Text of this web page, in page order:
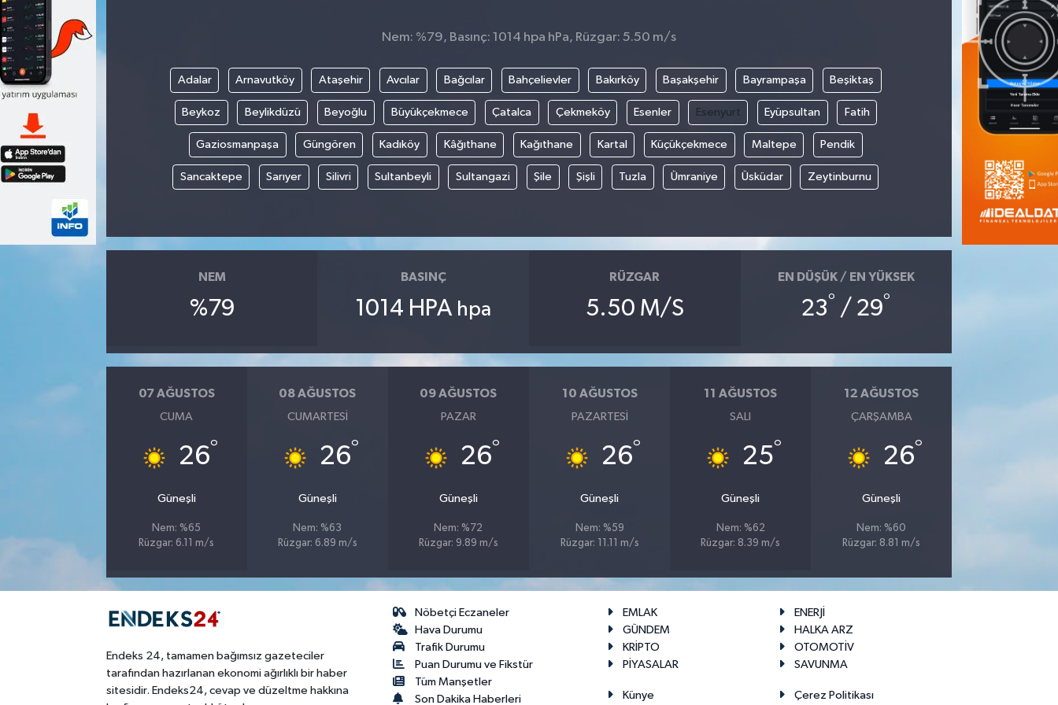
Nem: %79, Basınç: 1014 hpa hPa, Rüzgar: 5.50 m/s
Adalar Arnavutköy Ataşehir Avcılar Bağcılar Bahçelievler Bakırköy Başakşehir Bayrampaşa Beşiktaş
Beykoz Beylikdüzü Beyoğlu Büyükçekmece Çatalca Çekmeköy Esenler Esenyurt Eyüpsultan Fatih
Gaziosmanpaşa Güngören Kadıköy Kâğıthane Kağıthane Kartal Küçükçekmece Maltepe Pendik
Sancaktepe Sarıyer Silivri Sultanbeyli Sultangazi Şile Şişli Tuzla Ümraniye Üsküdar Zeytinburnu
NEM
%79
BASINÇ
1014 HPA hpa
RÜZGAR
5.50 M/S
EN DÜŞÜK / EN YÜKSEK
23° / 29°
07 AĞUSTOS
CUMA
26°
Güneşli
Nem: %65
Rüzgar: 6.11 m/s
08 AĞUSTOS
CUMARTESI
26°
Güneşli
Nem: %63
Rüzgar: 6.89 m/s
09 AĞUSTOS
PAZAR
26°
Güneşli
Nem: %72
Rüzgar: 9.89 m/s
10 AĞUSTOS
PAZARTESI
26°
Güneşli
Nem: %59
Rüzgar: 11.11 m/s
11 AĞUSTOS
SALI
25°
Güneşli
Nem: %62
Rüzgar: 8.39 m/s
12 AĞUSTOS
ÇARŞAMBA
26°
Güneşli
Nem: %60
Rüzgar: 8.81 m/s
Endeks 24, tamamen bağımsız gazeteciler
tarafından hazırlanan ekonomi ağırlıklı bir haber
sitesidir. Endeks24, cevap ve düzeltme hakkına
Nöbetçi Eczaneler
Hava Durumu
Trafik Durumu
Puan Durumu ve Fikstür
Tüm Manşetler
Son Dakika Haberleri
EMLAK
ENERJİ
GÜNDEM
HALKA ARZ
KRİPTO
OTOMOTİV
PİYASALAR
SAVUNMA
Künye Çerez Politikası